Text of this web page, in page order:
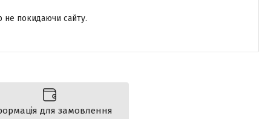
не покидаючи сайту.
для замовлення